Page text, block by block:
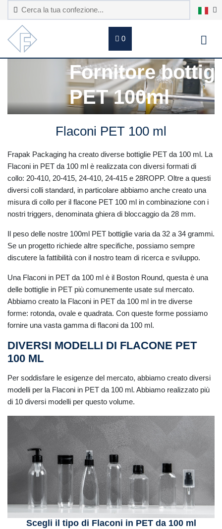
0
Fornitore
PET 100ml
Flaconi PET 100 ml
Frapak Packaging ha creato diverse bottiglie PET da 100 ml. La
Flaconi in PET da 100 ml è realizzata con diversi formati di
collo: 20-410, 20-415, 24-410, 24-415 e 28ROPP. Oltre a questi
diversi colli standard, in particolare abbiamo anche creato una
misura di collo per il flacone PET 100 ml in combinazione con i
nostri triggers, denominata ghiera di bloccaggio da 28 mm.
Il peso delle nostre 100ml PET bottiglie varia da 32 a 34 grammi.
Se un progetto richiede altre specifiche, possiamo sempre
discutere la fattibilità con il nostro team di ricerca e sviluppo.
Una Flaconi in PET da 100 ml è il Boston Round, questa è una
delle bottiglie in PET più comunemente usate sul mercato.
Abbiamo creato la Flaconi in PET da 100 ml in tre diverse
forme: rotonda, ovale e quadrata. Con queste forme possiamo
fornire una vasta gamma di flaconi da 100 ml.
DIVERSI MODELLI DI FLACONE PET
100 ML
Per soddisfare le esigenze del mercato, abbiamo creato diversi
modelli per la Flaconi in PET da 100 ml. Abbiamo realizzato più
di 10 diversi modelli per questo volume.
Scegli il tipo di Flaconi in PET da 100 ml